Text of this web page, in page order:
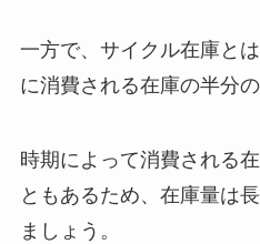
一方で、サイクル在庫と
に消費される在庫の半分の
時期によって消費される
ともあるため、在庫量は
ましょう。